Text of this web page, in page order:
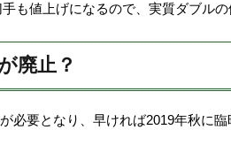
も値上げになるので、実質ダブルの
廃止？
必要となり、早ければ2019年秋に